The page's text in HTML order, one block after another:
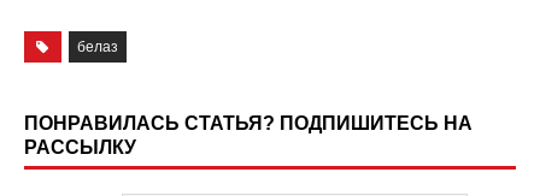
белаз
ПОНРАВИЛАСЬ СТАТЬЯ? ПОДПИШИТЕСЬ НА
РАССЫЛКУ